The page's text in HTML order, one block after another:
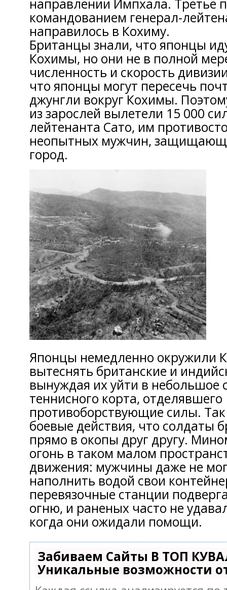
направлении Импхала. Третье
командованием генерал-
направилось в Кохиму.
Британцы знали, что японцы
Кохимы, но они не в полной
численность и скорость
что японцы могут пересечь
джунгли вокруг Кохимы.
из зарослей вылетели 15 000
лейтенанта Сато, им
неопытных мужчин,
город.
Японцы немедленно окружили
вытеснять британские и
вынуждая их уйти в небольшое
теннисного корта, отделявшего
противоборствующие силы.
боевые действия, что солдаты
прямо в окопы друг другу.
огонь в таком малом
движения: мужчины даже не
наполнить водой свои
перевязочные станции
огню, и раненых часто не
когда они ожидали помощи.
Забиваем Сайты В ТОП
Уникальные возможности